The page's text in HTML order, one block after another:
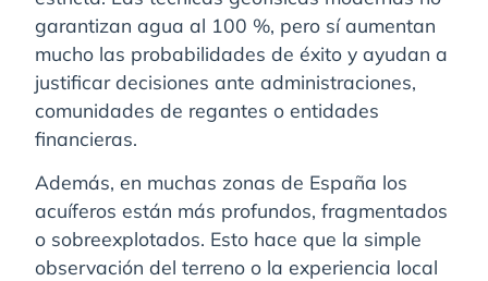
garantizan agua al 100 %, pero sí aumentan
mucho las probabilidades de éxito y ayudan a
justificar decisiones ante administraciones,
comunidades de regantes o entidades
financieras.
Además, en muchas zonas de España los
acuíferos están más profundos, fragmentados
o sobreexplotados. Esto hace que la simple
observación del terreno o la experiencia local